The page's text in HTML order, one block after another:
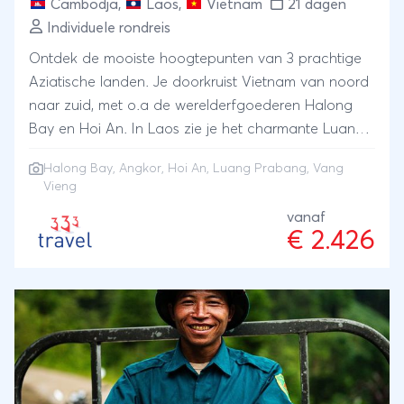
Cambodja, Laos, Vietnam
21 dagen
Individuele rondreis
Ontdek de mooiste hoogtepunten van 3 prachtige
Aziatische landen. Je doorkruist Vietnam van noord
naar zuid, met o.a de werelderfgoederen Halong
Bay en Hoi An. In Laos zie je het charmante Luang
Tenslotte leer je in Cambodja de historie van het
Wat.
Halong Bay, Angkor, Hoi An, Luang Prabang, Vang
Vieng
vanaf
€ 2.426